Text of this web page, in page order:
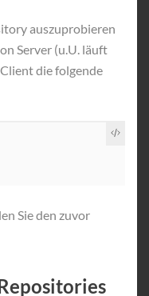
auszuprobieren
Server (u.U. läuft
die folgende
Sie den zuvor